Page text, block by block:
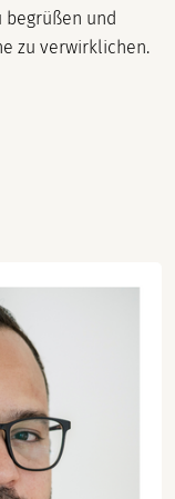
begrüßen und
zu verwirklichen.